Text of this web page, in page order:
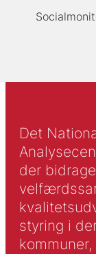
Det
der
styring i